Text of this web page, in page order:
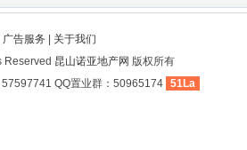
广告服务
关于我们
Reserved 昆山诺亚地产网 版权所有
QQ置业群：50965174 51La